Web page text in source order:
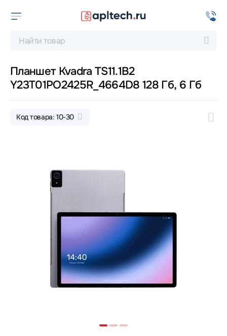
Планшет Kvadra TS11.1B2
Y23T01PO2425R_4664D8 128 Гб, 6 Гб
Код товара: 10-30